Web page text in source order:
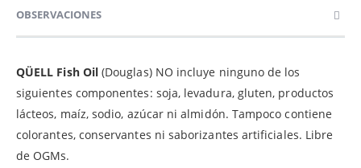
OBSERVACIONES
QÜELL Fish Oil(Douglas) NO incluye ninguno de los
siguientes componentes: soja, levadura, gluten, productos
lácteos, maíz, sodio, azúcar ni almidón. Tampoco contiene
colorantes, conservantes ni saborizantes artificiales. Libre
de OGMs.